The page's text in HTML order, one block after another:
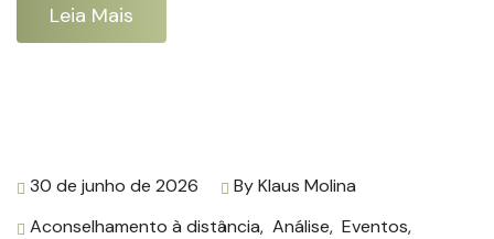
Leia Mais
30 de junho de 2026 ByKlaus Molina
Aconselhamento à distância, Análise, Eventos,